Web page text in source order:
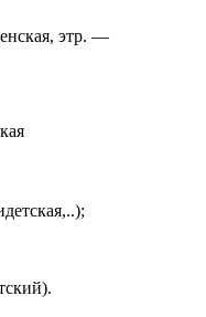
этр. —